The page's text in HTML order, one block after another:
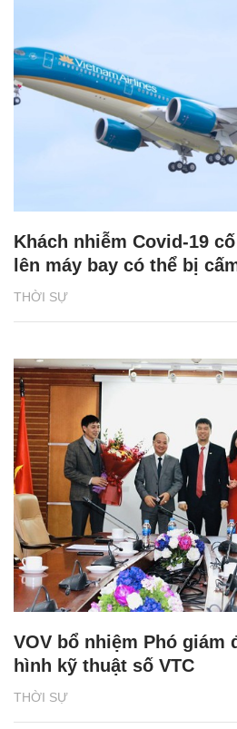
THỜI SỰ
Khách nhiễm Covid-19
lên máy bay có thể bị
THỜI SỰ
VOV bổ nhiệm Phó giám
hình kỹ thuật số VTC